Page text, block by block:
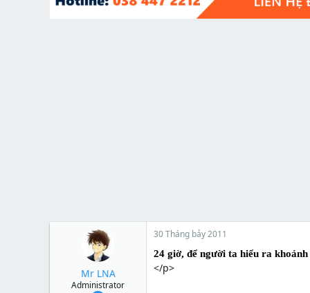
t
Mr LNA
Administrator
30 Tháng bảy 2011
24 giờ, để người ta hiểu ra
</p>